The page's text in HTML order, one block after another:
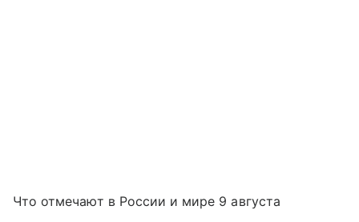
Что отмечают в России и мире 9 августа